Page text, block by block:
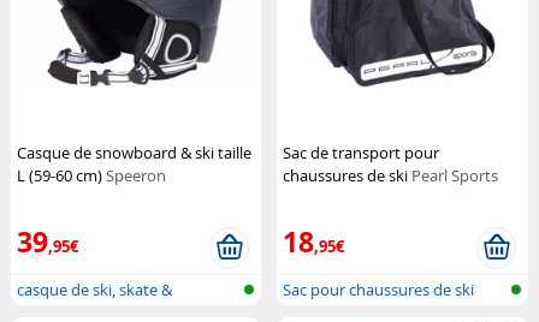
Casque de snowboard & ski taille
L (59-60 cm)Speeron
39,95€
casque de ski, skate &
Sac de transport pour
chaussures de ski Pearl Sports
18,95€
Sac pour chaussures de ski